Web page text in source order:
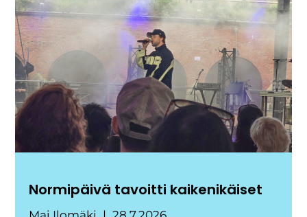
Normipäivä tavoitti kaikenikäiset